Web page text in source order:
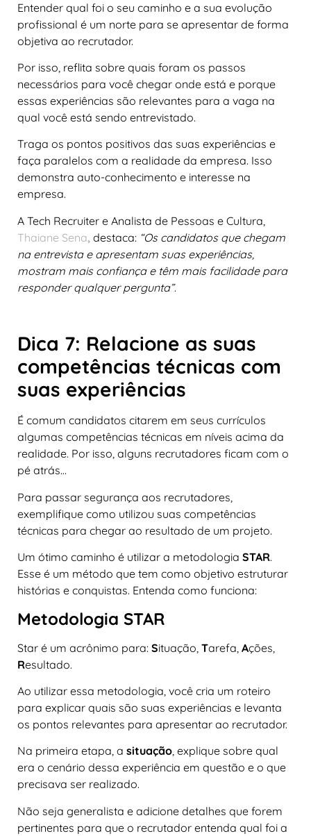
Entender qual foi o seu caminho e a sua evolução
profissional é um norte para se apresentar de forma
objetiva ao recrutador.
Por isso, reflita sobre quais foram os passos
necessários para você chegar onde está e porque
essas experiências são relevantes para a vaga na
qual você está sendo entrevistado.
Traga os pontos positivos das suas experiências e
faça paralelos com a realidade da empresa. Isso
demonstra auto-conhecimento e interesse na
empresa.
A Tech Recruiter e Analista de Pessoas e Cultura,
Thaiane Sena, destaca: “Os candidatos que chegam
na entrevista e apresentam suas experiências,
mostram mais confiança e têm mais facilidade para
responder qualquer pergunta”.
Dica 7: Relacione as suas
competências técnicas com
suas experiências
É comum candidatos citarem em seus currículos
algumas competências técnicas em níveis acima da
realidade. Por isso, alguns recrutadores ficam com o
pé atrás…
Para passar segurança aos recrutadores,
exemplifique como utilizou suas competências
técnicas para chegar ao resultado de um projeto.
Um ótimo caminho é utilizar a metodologia STAR.
Esse é um método que tem como objetivo estruturar
histórias e conquistas. Entenda como funciona:
Metodologia STAR
Star é um acrônimo para: Situação, Tarefa, Ações,
Resultado.
Ao utilizar essa metodologia, você cria um roteiro
para explicar quais são suas experiências e levanta
os pontos relevantes para apresentar ao recrutador.
Na primeira etapa, a situação, explique sobre qual
era o cenário dessa experiência em questão e o que
precisava ser realizado.
Não seja generalista e adicione detalhes que forem
pertinentes para que o recrutador entenda qual foi a